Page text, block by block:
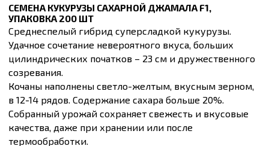
СЕМЕНА КУКУРУЗЫ САХАРНОЙ ДЖАМАЛА F1,
УПАКОВКА 200 ШТ
Среднеспелый гибрид суперсладкой кукурузы.
Удачное сочетание невероятного вкуса, больших
цилиндрических початков – 23 см и дружественного
созревания.
Кочаны наполнены светло-желтым, вкусным зерном,
в 12-14 рядов. Содержание сахара больше 20%.
Собранный урожай сохраняет свежесть и вкусовые
качества, даже при хранении или после
термообработки.